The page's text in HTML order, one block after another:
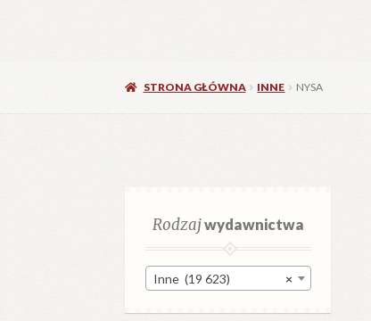
STRONA GŁÓWNA INNE NYSA
Rodzajwydawnictwa
×
Inne (19 623)